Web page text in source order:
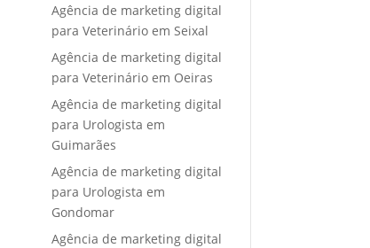
Agência de marketing digital
para Veterinário em Seixal
Agência de marketing digital
para Veterinário em Oeiras
Agência de marketing digital
para Urologista em
Guimarães
Agência de marketing digital
para Urologista em
Gondomar
Agência de marketing digital